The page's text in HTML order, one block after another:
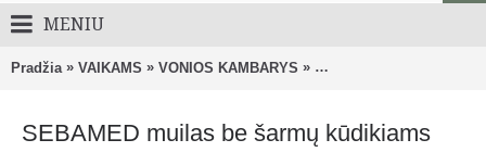
MENIU
Pradžia » VAIKAMS » VONIOS KAMBARYS » Maudynių, kūno
SEBAMED muilas be šarmų kūdikiams